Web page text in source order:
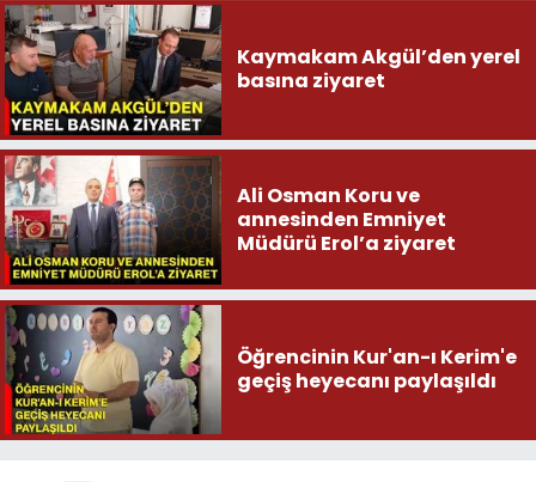
Kaymakam Akgül’den yerel
basına ziyaret
Ali Osman Koru ve
annesinden Emniyet
Müdürü Erol’a ziyaret
Öğrencinin Kur'an-ı Kerim'e
geçiş heyecanı paylaşıldı